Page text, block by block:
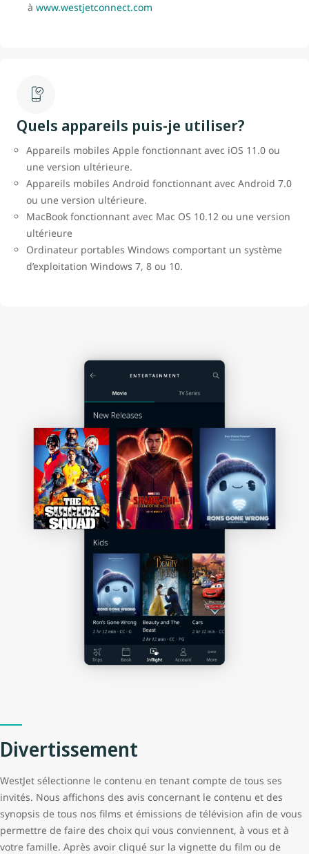
à www.westjetconnect.com
Quels appareils puis-je utiliser?
Appareils mobiles Apple fonctionnant avec iOS 11.0 ou
une version ultérieure.
Appareils mobiles Android fonctionnant avec Android 7.0
ou une version ultérieure.
MacBook fonctionnant avec Mac OS 10.12 ou une version
ultérieure
Ordinateur portables Windows comportant un système
d’exploitation Windows 7, 8 ou 10.
Divertissement
WestJet sélectionne le contenu en tenant compte de tous ses
invités. Nous affichons des avis concernant le contenu et des
synopsis de tous nos films et émissions de télévision afin de vous
permettre de faire des choix qui vous conviennent, à vous et à
votre famille. Après avoir cliqué sur la vignette du film ou de